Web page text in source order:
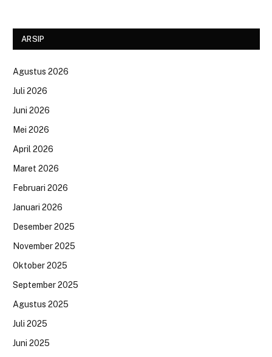
ARSIP
Agustus 2026
Juli 2026
Juni 2026
Mei 2026
April 2026
Maret 2026
Februari 2026
Januari 2026
Desember 2025
November 2025
Oktober 2025
September 2025
Agustus 2025
Juli 2025
Juni 2025